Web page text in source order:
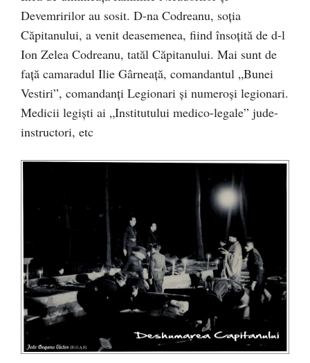
Devemririlor au sosit. D-na Codreanu, soţia
Căpitanului, a venit deasemenea, fiind însoţită de d-l
Ion Zelea Codreanu, tatăl Căpitanului. Mai sunt de
faţă camaradul Ilie Gârneaţă, comandantul „Bunei
Vestiri”, comandanţi Legionari şi numeroşi legionari.
Medicii legişti ai „Institutului medico-legale” jude-
instructori, etc